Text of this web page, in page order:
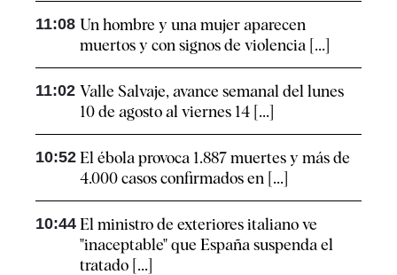
11:08 Un hombre y una mujer aparecen
muertos y con signos de violencia [...]
11:02 Valle Salvaje, avance semanal del lunes
10 de agosto al viernes 14 [...]
10:52 El ébola provoca 1.887 muertes y más de
4.000 casos confirmados en [...]
10:44 El ministro de exteriores italiano ve
"inaceptable" que España suspenda el
tratado [...]